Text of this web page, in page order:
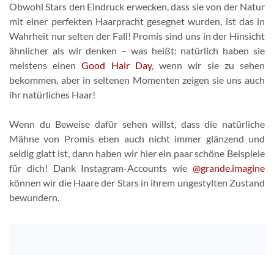
Obwohl Stars den Eindruck erwecken, dass sie von der Natur
mit einer perfekten Haarpracht gesegnet wurden, ist das in
Wahrheit nur selten der Fall! Promis sind uns in der Hinsicht
ähnlicher als wir denken – was heißt: natürlich haben sie
meistens einenGood Hair Day, wenn wir sie zu sehen
bekommen, aber in seltenen Momenten zeigen sie uns auch
ihr natürliches Haar!
Wenn du Beweise dafür sehen willst, dass die natürliche
Mähne von Promis eben auch nicht immer glänzend und
seidig glatt ist, dann haben wir hier ein paar schöne Beispiele
für dich! Dank Instagram-Accounts wie @grande.imagine
können wir die Haare der Stars in ihrem ungestylten Zustand
bewundern.